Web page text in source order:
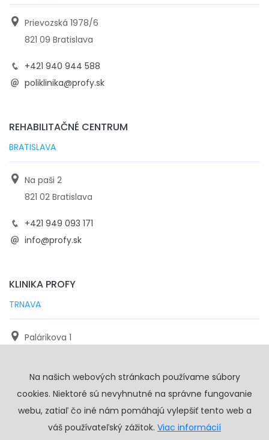
Prievozská 1978/6
821 09 Bratislava
+421 940 944 588
poliklinika@profy.sk
REHABILITAČNÉ CENTRUM
BRATISLAVA
Na paši 2
821 02 Bratislava
+421 949 093 171
info@profy.sk
KLINIKA PROFY
TRNAVA
Palárikova 1
+421 905 117 923
info@profy.sk
Na našich webových stránkach používame súbory
cookies. Niektoré sú nevyhnutné na správne fungovanie
webu, zatiaľ čo iné nám pomáhajú vylepšiť tento web a
váš používateľský zážitok. Viac informácií